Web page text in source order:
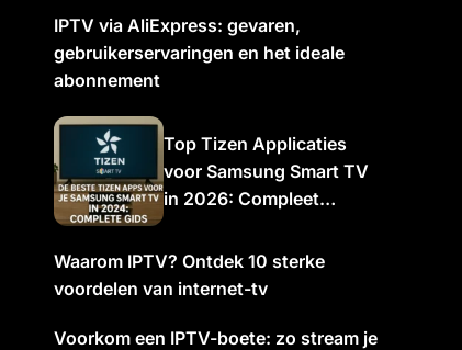
IPTV via AliExpress: gevaren,
gebruikerservaringen en het ideale
abonnement
Top Tizen Applicaties
voor Samsung Smart TV
in 2026: Compleet
Waarom IPTV? Ontdek 10 sterke
voordelen van internet-tv
Voorkom een IPTV-boete: zo stream je